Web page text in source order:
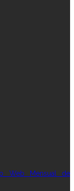
Web Mensual de